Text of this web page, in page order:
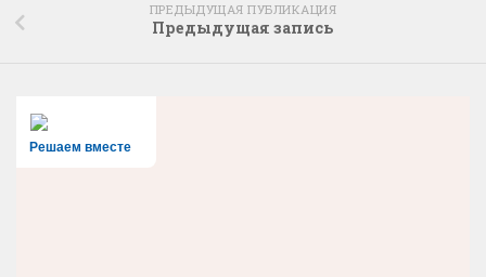
ПРЕДЫДУЩАЯ ПУБЛИКАЦИЯ
Предыдущая запись
Решаем вместе